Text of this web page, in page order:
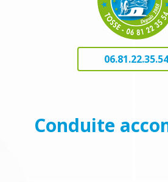
06.81.22.35.54
Conduite